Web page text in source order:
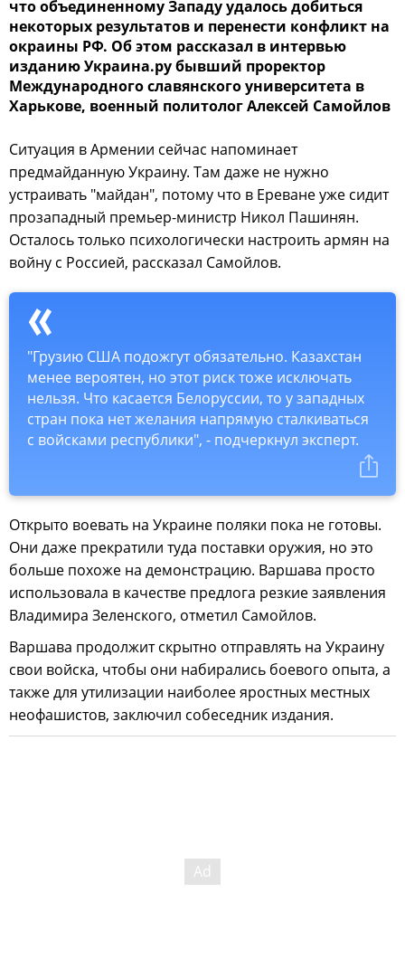
что объединенному Западу удалось добиться
некоторых результатов и перенести конфликт на
окраины РФ. Об этом рассказал в интервью
изданию Украина.ру бывший проректор
Международного славянского университета в
Харькове, военный политолог Алексей Самойлов
Ситуация в Армении сейчас напоминает
предмайданную Украину. Там даже не нужно
устраивать "майдан", потому что в Ереване уже сидит
прозападный премьер-министр Никол Пашинян.
Осталось только психологически настроить армян на
войну с Россией, рассказал Самойлов.
"Грузию США подожгут обязательно. Казахстан
менее вероятен, но этот риск тоже исключать
нельзя. Что касается Белоруссии, то у западных
стран пока нет желания напрямую сталкиваться
с войсками республики", - подчеркнул эксперт.
Открыто воевать на Украине поляки пока не готовы.
Они даже прекратили туда поставки оружия, но это
больше похоже на демонстрацию. Варшава просто
использовала в качестве предлога резкие заявления
Владимира Зеленского, отметил Самойлов.
Варшава продолжит скрытно отправлять на Украину
свои войска, чтобы они набирались боевого опыта, а
также для утилизации наиболее яростных местных
неофашистов, заключил собеседник издания.